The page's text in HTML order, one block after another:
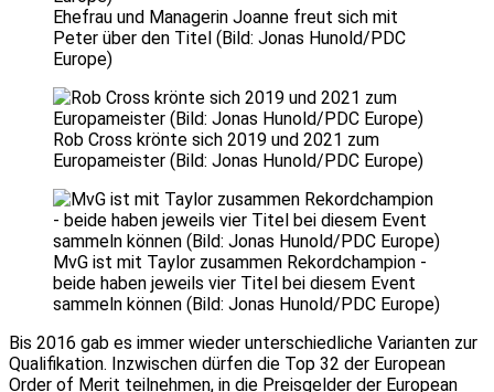
Ehefrau und Managerin Joanne freut sich mit
Peter über den Titel (Bild: Jonas Hunold/PDC
Europe)
Rob Cross krönte sich 2019 und 2021 zum
Europameister (Bild: Jonas Hunold/PDC Europe)
MvG ist mit Taylor zusammen Rekordchampion -
beide haben jeweils vier Titel bei diesem Event
sammeln können (Bild: Jonas Hunold/PDC Europe)
Bis 2016 gab es immer wieder unterschiedliche Varianten zur
Qualifikation. Inzwischen dürfen die Top 32 der European
Order of Merit teilnehmen, in die Preisgelder der European